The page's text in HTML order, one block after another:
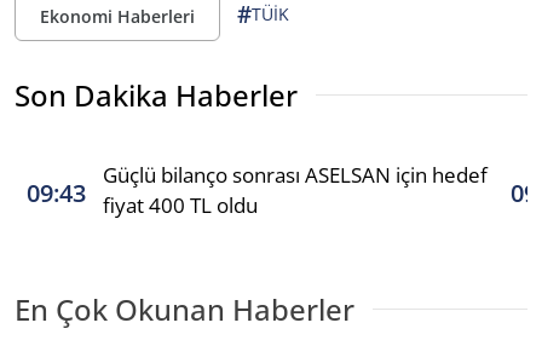
Ekonomi Haberleri #TÜİK
Son Dakika Haberler
09:43
Güçlü bilanço sonrası ASELSAN için hedef
fiyat 400 TL oldu
En Çok Okunan Haberler